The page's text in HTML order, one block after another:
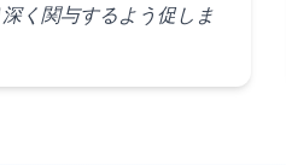
く関与するよう促しま